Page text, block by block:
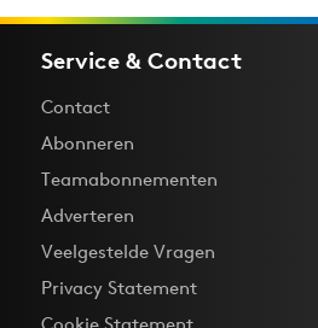
Service & Contact
Contact
Abonneren
Teamabonnementen
Adverteren
Veelgestelde Vragen
Privacy Statement